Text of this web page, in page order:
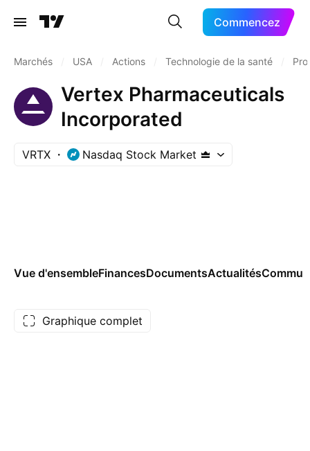
Commencez
Marchés USA Actions Technologie de la santé
Vertex Pharmaceuticals
Incorporated
VRTX Nasdaq Stock Market
Vue d'ensembleFinancesDocumentsActualités
Graphique complet